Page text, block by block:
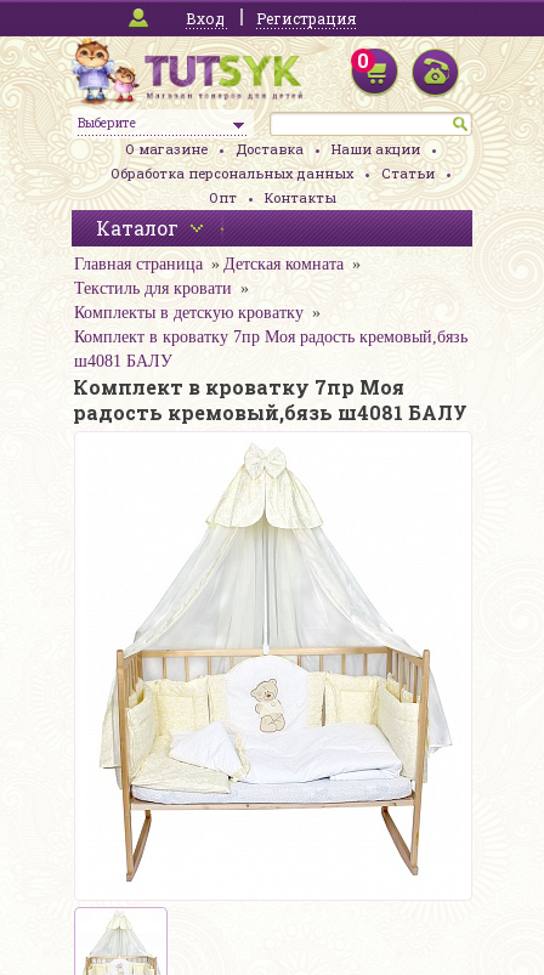
Вход Регистрация
Выберите
0
О магазине Доставка
Наши акции
Обработка персональных данных
Статьи
Опт
Контакты
Каталог
Главная страница
Детская комната
Текстиль для кровати
Комплекты в детскую кроватку
Комплект в кроватку 7пр Моя радость кремовый,бязь
ш4081 БАЛУ
Комплект в кроватку 7пр Моя
радость кремовый,бязь ш4081 БАЛУ